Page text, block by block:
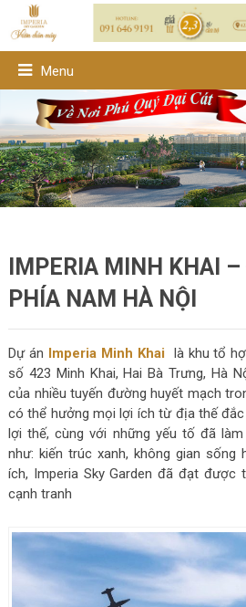
Menu
IMPERIA MINH KHAI
PHÍA NAM HÀ NỘI
Dự án Imperia Minh Khailà khu tổ
số 423 Minh Khai, Hai Bà Trưng, Hà
của nhiều tuyến đường huyết mạch
có thể hưởng mọi lợi ích từ địa thế
lợi thế, cùng với những yếu tố đã
như: kiến trúc xanh, không gian sống
ích, Imperia Sky Garden đã đạt được
cạnh tranh